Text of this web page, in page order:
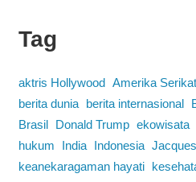
Tag
aktris Hollywood Amerika Serikat
berita dunia
berita internasional
Brasil
Donald Trump ekowisata
hukum
India Indonesia
keanekaragaman hayati